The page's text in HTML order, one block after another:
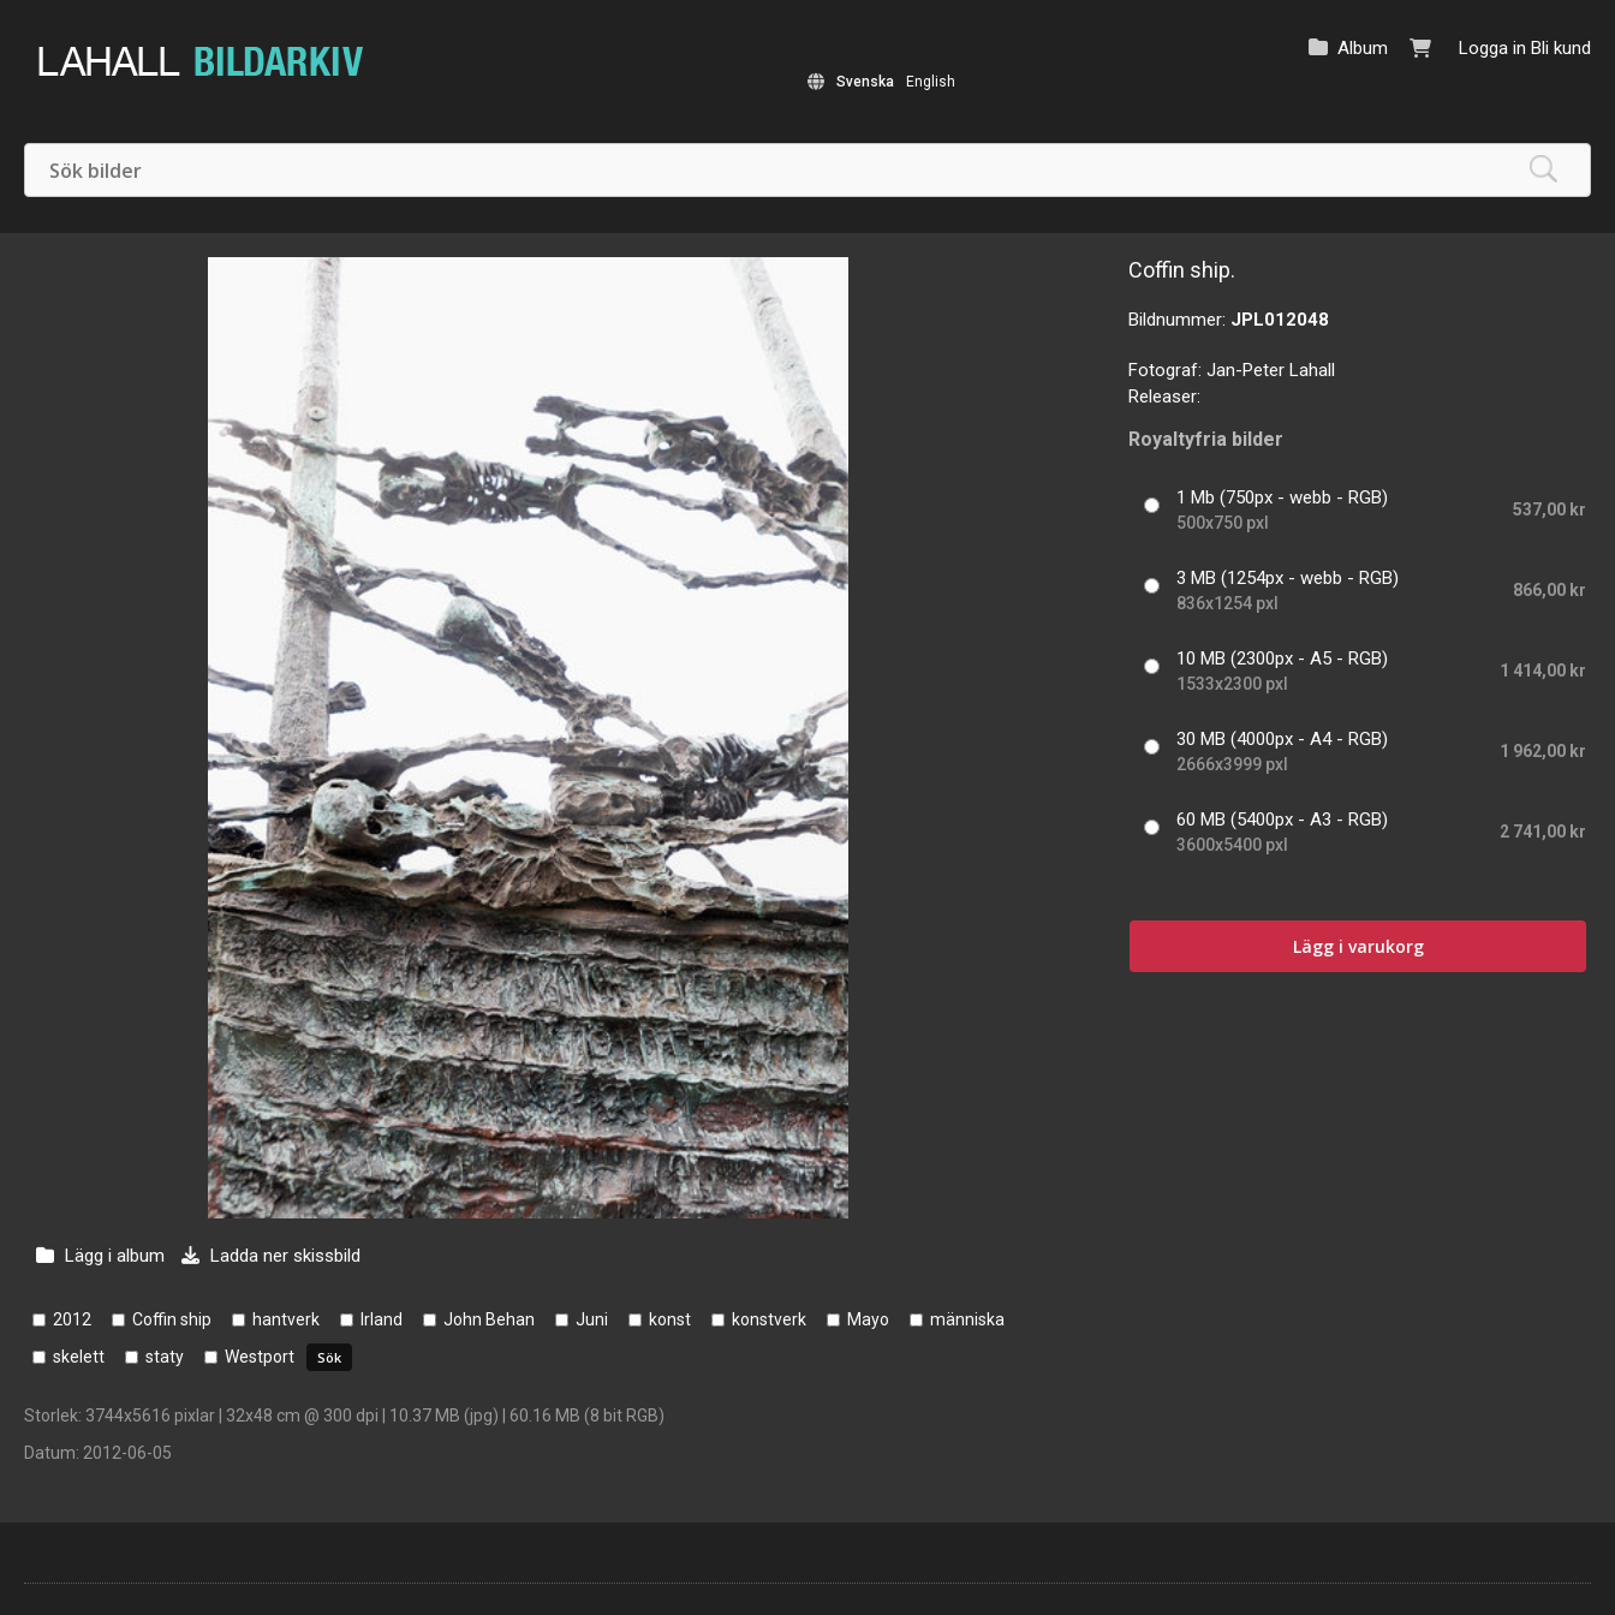
Logga in Bli kund
Album
Svenska English
Lägg i album Ladda ner skissbild
2012 Coffin ship hantverk Irland John Behan Juni konst konstverk Mayo
människa
skelett
staty Westport
Storlek: 3744x5616 pixlar | 32x48 cm @ 300 dpi | 10.37 MB (jpg) | 60.16 MB (8 bit RGB)
Datum: 2012-06-05
Coffin ship.
Bildnummer: JPL012048
Fotograf:Jan-Peter Lahall
Releaser:
Royaltyfria bilder
1 Mb (750px - webb - RGB)
500x750 pxl
537,00 kr
3 MB (1254px - webb - RGB)
836x1254 pxl
866,00 kr
10 MB (2300px - A5 - RGB)
1533x2300 pxl
1 414,00 kr
30 MB (4000px - A4 - RGB)
2666x3999 pxl
1 962,00 kr
60 MB (5400px - A3 - RGB)
3600x5400 pxl
2 741,00 kr
Lägg i varukorg